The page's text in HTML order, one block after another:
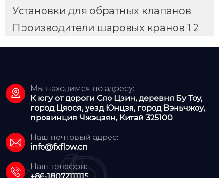
Установки для обратных клапанов
Производители шаровых кранов 1 2

Мы находимся по адресу:
К югу от дороги Сяо Цзин, деревня Бу Тоу,
город Цяося, уезд Юнцзя, город Вэньчжоу,
провинция Чжэцзян, Китай 325100

Наш почтовый адрес:
info@fxflow.cn

Наш телефон: